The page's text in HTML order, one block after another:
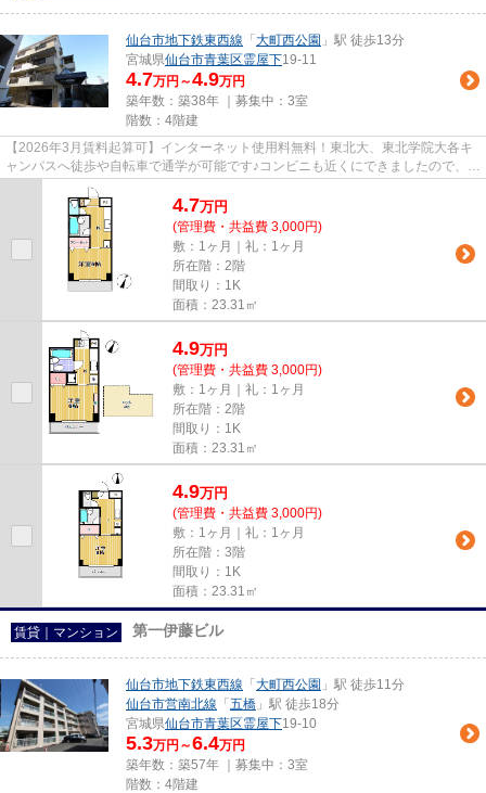
仙台市地下鉄東西線 「 大町西公園 」駅 徒歩13分
宮城県仙台市青葉区霊屋下19-11
4.7万円～4.9万円
築年数：築38年 ｜募集中： 3室
階数：4階建
【2026年3月賃料起算可】インターネット使用料無料！東北大、東北学院大各キ
ャンパスへ徒歩や自転車で通学が可能です♪コンビニも近くにできましたので、と
ても便利になりました。浴室...
4.7万円
(管理費・共益費 3,000円)
敷：1ヶ月｜礼：1ヶ月
所在階：2階
間取り：1K
面積：23.31㎡
4.9万円
(管理費・共益費 3,000円)
敷：1ヶ月｜礼：1ヶ月
所在階：2階
間取り：1K
面積：23.31㎡
4.9万円
(管理費・共益費 3,000円)
敷：1ヶ月｜礼：1ヶ月
所在階：3階
間取り：1K
面積：23.31㎡
賃貸｜マンション 第一伊藤ビル
仙台市地下鉄東西線 「 大町西公園 」駅 徒歩11分
仙台市営南北線 「 五橋 」駅 徒歩18分
宮城県仙台市青葉区霊屋下19-10
5.3万円～6.4万円
築年数：築57年 ｜募集中： 3室
階数：4階建